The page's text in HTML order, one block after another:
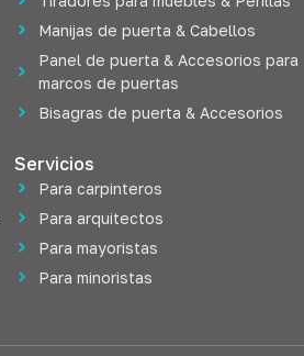
Manijas de puerta & Cabellos
Panel de puerta & Accesorios para
marcos de puertas
Bisagras de puerta & Accesorios
Servicios
Para carpinteros
Para arquitectos
Para mayoristas
Para minoristas